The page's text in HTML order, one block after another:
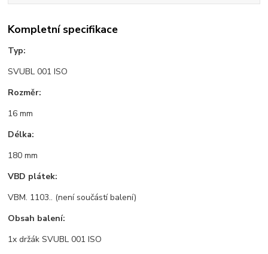
Kompletní specifikace
Typ:
SVUBL 001 ISO
Rozměr:
16 mm
Délka:
180 mm
VBD plátek:
VBM. 1103.. (není součástí balení)
Obsah balení:
1x držák SVUBL 001 ISO